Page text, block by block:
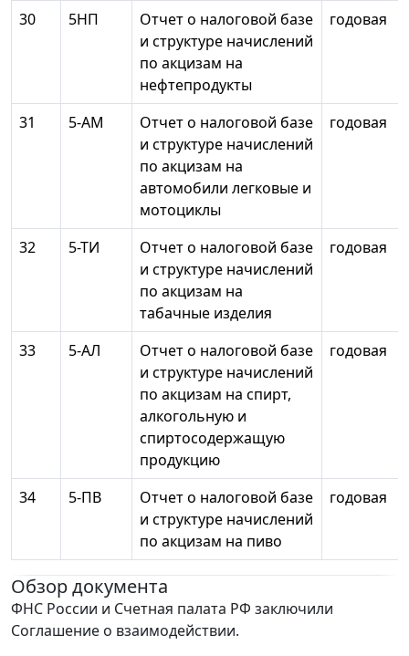
30 5НП
Отчет о налоговой базе
и структуре начислений
по акцизам на
нефтепродукты
годовая
31 5-АМ
Отчет о налоговой базе
и структуре начислений
по акцизам на
автомобили легковые и
мотоциклы
годовая
32 5-ТИ
Отчет о налоговой базе
и структуре начислений
по акцизам на
табачные изделия
годовая
33 5-АЛ
Отчет о налоговой базе
и структуре начислений
по акцизам на спирт,
алкогольную и
спиртосодержащую
продукцию
годовая
34 5-ПВ
Отчет о налоговой базе
и структуре начислений
по акцизам на пиво
годовая
Обзор документа
ФНС России и Счетная палата РФ заключили
Соглашение о взаимодействии.